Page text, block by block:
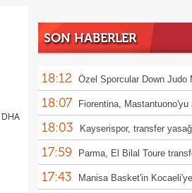
DHA
SON HABERLER
18:12 Özel Sporcular Down Judo
İsveç'te 7 madalya kazandı
18:07 Fiorentina, Mastantuono'yu
18:03 Kayserispor, transfer
17:59 Parma, El Bilal Toure
17:43 Manisa Basket'in